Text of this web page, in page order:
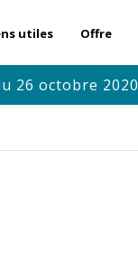
utiles Offre
26 octobre 2020